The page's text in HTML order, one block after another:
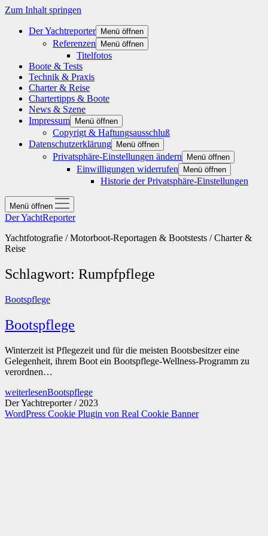
Zum Inhalt springen
Der Yachtreporter Menü öffnen
Referenzen Menü öffnen
Titelfotos
Boote & Tests
Technik & Praxis
Charter & Reise
Chartertipps & Boote
News & Szene
Impressum
Menü öffnen
Copyrigt & Haftungsausschluß
Datenschutzerklärung
Menü öffnen
Privatsphäre-Einstellungen ändern Menü öffnen
Einwilligungen widerrufen Menü öffnen
Historie der Privatsphäre-Einstellungen
Menü öffnen
Der YachtReporter
Yachtfotografie / Motorboot-Reportagen & Bootstests / Charter &
Reise
Schlagwort: Rumpfpflege
Bootspflege
Bootspflege
Winterzeit ist Pflegezeit und für die meisten Bootsbesitzer eine
Gelegenheit, ihrem Boot ein Bootspflege-Wellness-Programm zu
verordnen…
weiterlesenBootspflege
Der Yachtreporter / 2023
WordPress Cookie Plugin von Real Cookie Banner